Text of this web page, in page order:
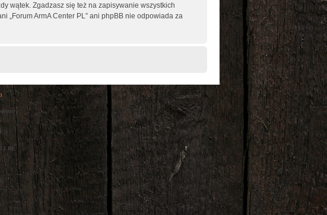
wątek. Zgadzasz się też na zapisywanie wszystkich
„Forum ArmA Center PL” ani phpBB nie odpowiada za